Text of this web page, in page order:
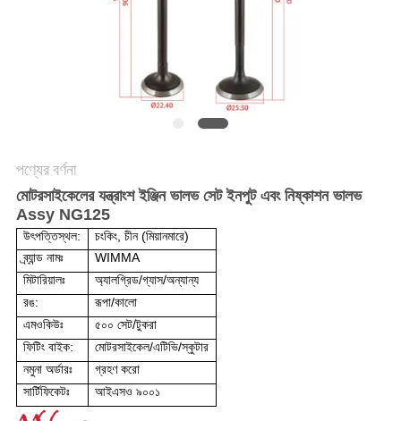
পণ্যের বর্ণনা
মোটরসাইকেলের যন্ত্রাংশ ইঞ্জিন ভালভ সেট ইনপুট এবং নিষ্কাশন ভালভ
Assy NG125
উৎপত্তিস্থল:
চংকিং, চীন (মিয়ানমারে)
ব্র্যান্ড নামঃ
WIMMA
মিটারিয়ালঃ
অ্যালগ্রিড/গ্যাস/অন্যান্য
রঙ:
রূপা/কালো
এমওকিউঃ
৫০০ সেট/টুকরা
ফিটিং বাইক:
মোটরসাইকেল/এটিভি/স্কুটার
নমুনা অর্ডারঃ
গ্রহণ করো
সার্টিফিকেটঃ
আইএসও ৯০০১